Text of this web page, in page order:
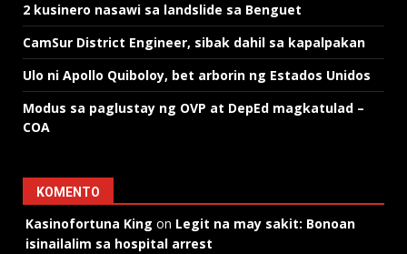
2 kusinero nasawi sa landslide sa Benguet
CamSur District Engineer, sibak dahil sa kapalpakan
Ulo ni Apollo Quiboloy, bet arborin ng Estados Unidos
Modus sa paglustay ng OVP at DepEd magkatulad –
COA
KOMENTO
Kasinofortuna King on Legit na may sakit: Bonoan
isinailalim sa hospital arrest